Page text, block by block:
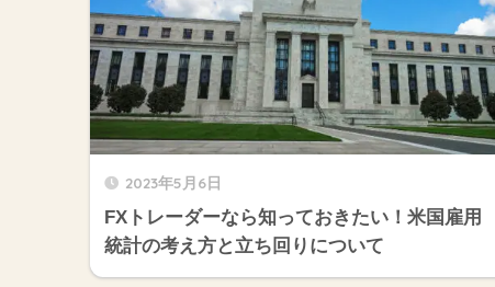
2023年5月6日
FXトレーダーなら知っておきたい！米国雇用
統計の考え方と立ち回りについて